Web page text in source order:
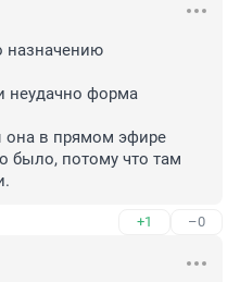
назначению
неудачно форма
она в прямом эфире
было, потому что там
+1 –0